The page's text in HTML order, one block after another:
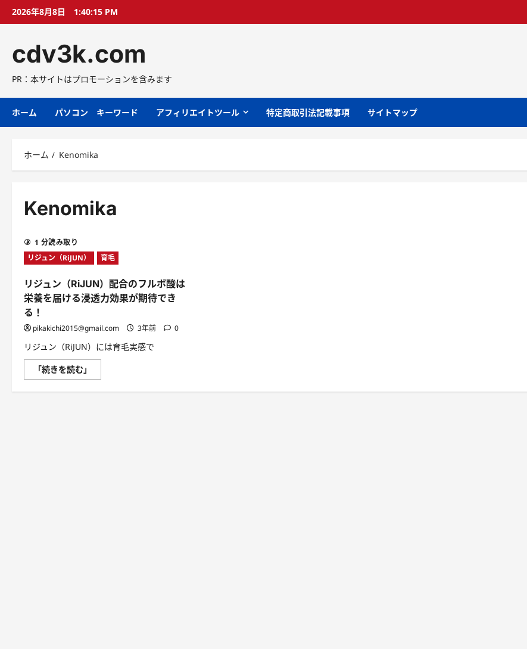
プ
2026年8月8日 1:40:15 PM
cdv3k.com
PR：本サイトはプロモーションを含みます
ホーム パソコン キーワード アフィリエイトツール 特定商取引法記載事項 サイトマップ
ホーム Kenomika
Kenomika
1 分読み取り
リジュン（RiJUN）
育毛
リジュン（RiJUN）配合のフルボ酸は
栄養を届ける浸透力効果が期待でき
る！
pikakichi2015@gmail.com 3年前 0
リジュン（RiJUN）には育毛実感で
「続きを読む」
ジ
ン